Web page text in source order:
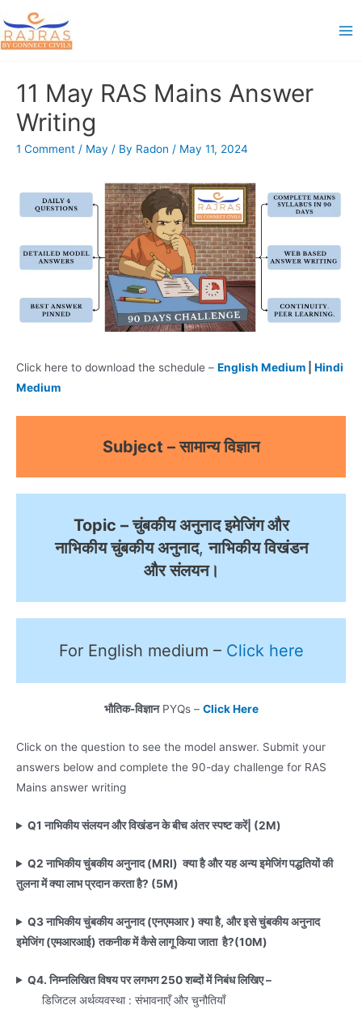
to
content
11 May RAS Mains Answer
Writing
1 Comment / May / By Radon / May 11, 2024
Click here to download the schedule – English Medium
Hindi
Medium
Subject – सामान्य विज्ञान
Topic – चुंबकीय अनुनाद इमेजिंग और
नाभिकीय चुंबकीय अनुनाद,नाभिकीय विखंडन
और संलयन।
For English medium – Click here
भौतिक-विज्ञानPYQs – Click Here
Click on the question to see the model answer. Submit your
answers below and complete the 90-day challenge for RAS
Mains answer writing
Q1 नाभिकीय संलयन और विखंडन के बीच अंतर स्पष्ट करें| (2M)
Q2 नाभिकीय चुंबकीय अनुनाद (MRI) क्या है और यह अन्य इमेजिंग पद्धतियों की
तुलना में क्या लाभ प्रदान करता है? (5M)
Q3 नाभिकीय चुंबकीय अनुनाद (एनएमआर ) क्या है, और इसे चुंबकीय अनुनाद
इमेजिंग (एमआरआई) तकनीक में कैसे लागू किया जाता है?(10M)
Q4. निम्नलिखित विषय पर लगभग 250 शब्दों में निबंध लिखिए –
डिजिटल अर्थव्यवस्था : संभावनाएँ और चुनौतियाँ